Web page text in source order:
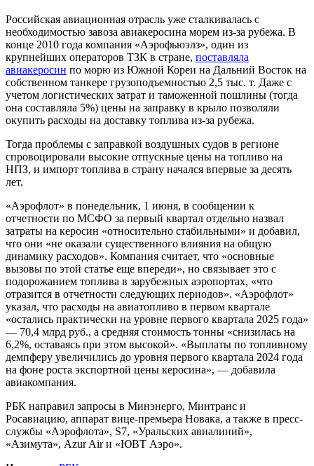
Российская авиационная отрасль уже сталкивалась с
необходимостью завоза авиакеросина морем из-за рубежа. В
конце 2010 года компания «Аэрофьюэлз», один из
крупнейших операторов ТЗК в стране, поставляла
авиакеросин по морю из Южной Кореи на Дальний Восток на
собственном танкере грузоподъемностью 2,5 тыс. т. Даже с
учетом логистических затрат и таможенной пошлины (тогда
она составляла 5%) цены на заправку в крыло позволяли
окупить расходы на доставку топлива из-за рубежа.
Тогда проблемы с заправкой воздушных судов в регионе
спровоцировали высокие отпускные цены на топливо на
НПЗ, и импорт топлива в страну начался впервые за десять
лет.
«Аэрофлот» в понедельник, 1 июня, в сообщении к
отчетности по МСФО за первый квартал отдельно назвал
затраты на керосин «относительно стабильными» и добавил,
что они «не оказали существенного влияния на общую
динамику расходов». Компания считает, что «основные
вызовы по этой статье еще впереди», но связывает это с
подорожанием топлива в зарубежных аэропортах, «что
отразится в отчетности следующих периодов». «Аэрофлот»
указал, что расходы на авиатопливо в первом квартале
«остались практически на уровне первого квартала 2025 года»
— 70,4 млрд руб., а средняя стоимость тонны «снизилась на
6,2%, оставаясь при этом высокой». «Выплаты по топливному
демпферу увеличились до уровня первого квартала 2024 года
на фоне роста экспортной цены керосина», — добавила
авиакомпания.
РБК направил запросы в Минэнерго, Минтранс и
Росавиацию, аппарат вице-премьера Новака, а также в пресс-
службы «Аэрофлота», S7, «Уральских авиалиний»,
«Азимута», Azur Air и «ЮВТ Аэро».